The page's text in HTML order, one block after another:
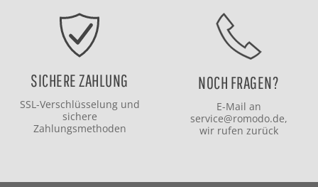
SICHERE ZAHLUNG
SSL-Verschlüsselung und
sichere
Zahlungsmethoden
NOCH FRAGEN?
E-Mail an
service@romodo.de,
wir rufen zurück